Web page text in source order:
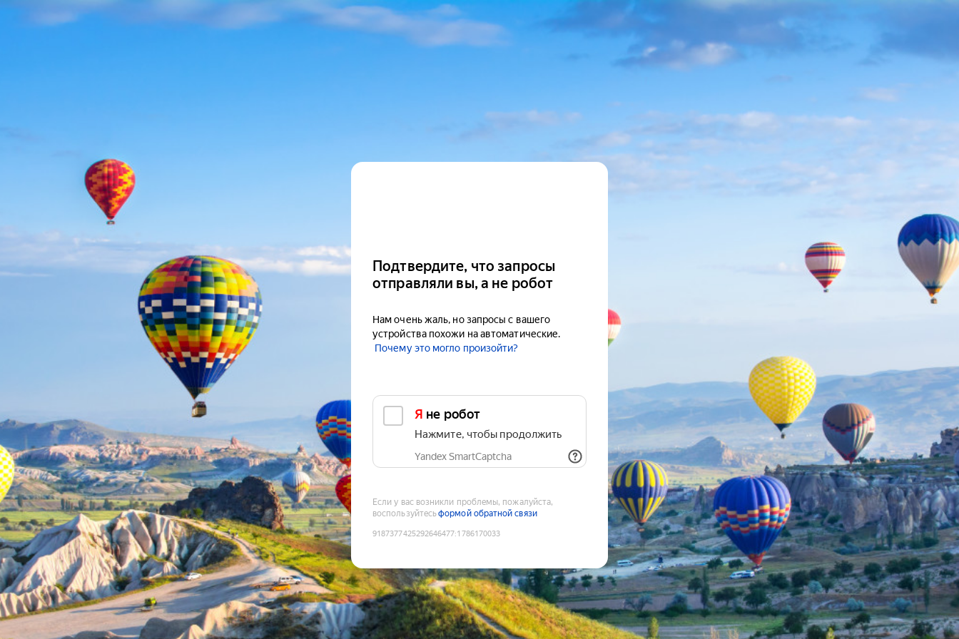
Подтвердите, что запросы
отправляли вы, а не робот
Нам очень жаль, но запросы с вашего
устройства похожи на автоматические.
Почему это могло произойти?
Я не робот
Нажмите, чтобы продолжить
Yandex SmartCaptcha
Если у вас возникли проблемы, пожалуйста,
воспользуйтесьформой обратной связи
9187377425292646477:1786170033